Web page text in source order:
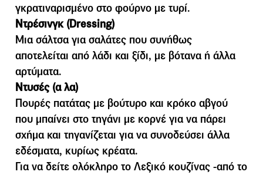
γκρατιναρισμένο στο φούρνο με τυρί.
Ντρέσινγκ (Dressing)
Μια σάλτσα για σαλάτες που συνήθως
αποτελείται από λάδι και ξίδι, µε βότανα ή άλλα
αρτύµατα.
Ντυσές (α λα)
Πουρές πατάτας με βούτυρο και κρόκο αβγού
που μπαίνει στο τηγάνι με κορνέ για να πάρει
σχήμα και τηγανίζεται για να συνοδεύσει άλλα
εδέσματα, κυρίως κρέατα.
Για να δείτε ολόκληρο το Λεξικό κουζίνας -από το